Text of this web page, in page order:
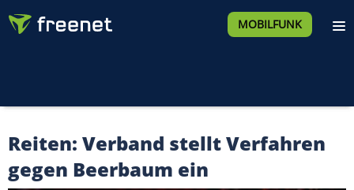
MOBILFUNK
Reiten: Verband stellt Verfahren
gegen Beerbaum ein